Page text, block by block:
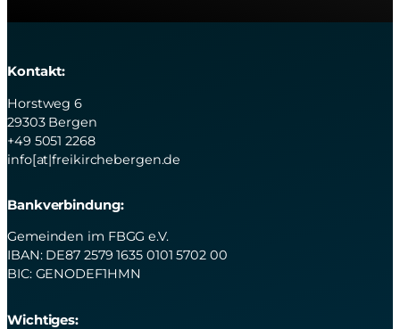
Kontakt:
Horstweg 6
29303 Bergen
+49 5051 2268
info[at|freikirchebergen.de
Bankverbindung:
Gemeinden im FBGG e.V.
IBAN: DE87 2579 1635 0101 5702 00
BIC: GENODEF1HMN
Wichtiges: